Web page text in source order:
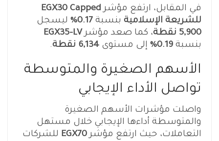
في المقابل، ارتفع مؤشر EGX30 Capped
للشريعة الإسلامية بنسبة 0.17%
ليسجل
5,900 نقطة
، كما صعد مؤشر EGX35-LV
بنسبة 0.19% إلى مستوى 6,134 نقطة .
الأسهم الصغيرة والمتوسطة
تواصل الأداء الإيجابي
واصلت مؤشرات الأسهم الصغيرة
والمتوسطة أداءها الإيجابي خلال مستهل
التعاملات، حيث ارتفع مؤشر EGX70 للشركات